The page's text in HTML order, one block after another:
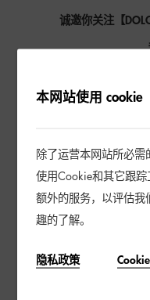
诚邀你关注【
本网站使用 cookie
除了运营本网站所必
使用Cookie和其它跟
额外的服务，以评估我
趣的了解。
隐私政策